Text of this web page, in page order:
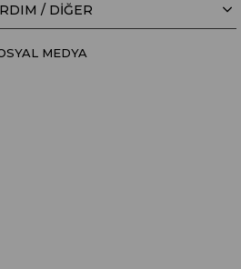
/ DIĞER
MEDYA